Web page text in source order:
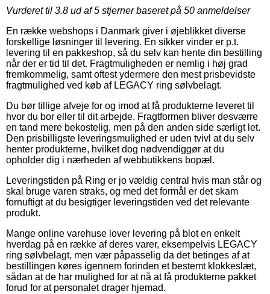
Vurderet til 3.8 ud af 5 stjerner baseret på 50 anmeldelser
En række webshops i Danmark giver i øjeblikket diverse
forskellige løsninger til levering. En sikker vinder er p.t.
levering til en pakkeshop, så du selv kan hente din bestilling
når der er tid til det. Fragtmuligheden er nemlig i høj grad
fremkommelig, samt oftest ydermere den mest prisbevidste
fragtmulighed ved køb af LEGACY ring sølvbelagt.
Du bør tillige afveje for og imod at få produkterne leveret til
hvor du bor eller til dit arbejde. Fragtformen bliver desværre
en tand mere bekostelig, men på den anden side særligt let.
Den prisbilligste leveringsmulighed er uden tvivl at du selv
henter produkterne, hvilket dog nødvendiggør at du
opholder dig i nærheden af webbutikkens bopæl.
Leveringstiden på Ring er jo vældig central hvis man står og
skal bruge varen straks, og med det formål er det skam
fornuftigt at du besigtiger leveringstiden ved det relevante
produkt.
Mange online varehuse lover levering på blot en enkelt
hverdag på en række af deres varer, eksempelvis LEGACY
ring sølvbelagt, men vær påpasselig da det betinges af at
bestillingen køres igennem forinden et bestemt klokkeslæt,
sådan at de har mulighed for at nå at få produkterne pakket
forud for at personalet drager hjemad.